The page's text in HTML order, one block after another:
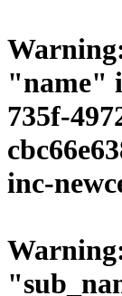
Warning
"name"
735f-
inc-
Warning